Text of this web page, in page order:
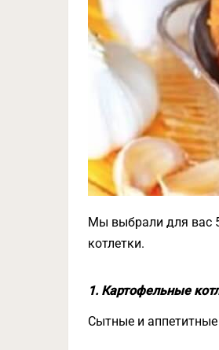
Мы выбрали для вас
котлетки.
1. Картофельные
Сытные и